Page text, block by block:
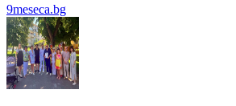
9meseca.bg